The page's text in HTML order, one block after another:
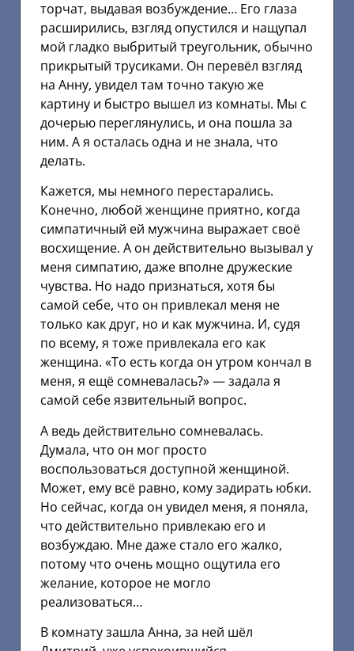
торчат, выдавая возбуждение… Его глаза
расширились, взгляд опустился и нащупал
мой гладко выбритый треугольник, обычно
прикрытый трусиками. Он перевёл взгляд
на Анну, увидел там точно такую же
картину и быстро вышел из комнаты. Мы с
дочерью переглянулись, и она пошла за
ним. А я осталась одна и не знала, что
делать.
Кажется, мы немного перестарались.
Конечно, любой женщине приятно, когда
симпатичный ей мужчина выражает своё
восхищение. А он действительно вызывал у
меня симпатию, даже вполне дружеские
чувства. Но надо признаться, хотя бы
самой себе, что он привлекал меня не
только как друг, но и как мужчина. И, судя
по всему, я тоже привлекала его как
женщина. «То есть когда он утром кончал в
меня, я ещё сомневалась?» — задала я
самой себе язвительный вопрос.
А ведь действительно сомневалась.
Думала, что он мог просто
воспользоваться доступной женщиной.
Может, ему всё равно, кому задирать юбки.
Но сейчас, когда он увидел меня, я поняла,
что действительно привлекаю его и
возбуждаю. Мне даже стало его жалко,
потому что очень мощно ощутила его
желание, которое не могло
реализоваться…
В комнату зашла Анна, за ней шёл